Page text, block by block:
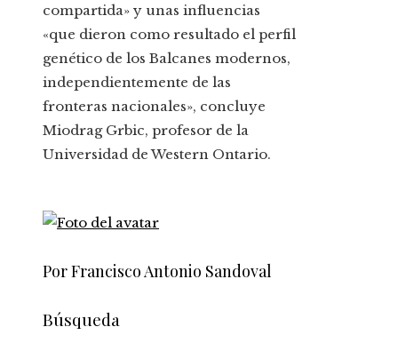
compartida» y unas influencias
«que dieron como resultado el perfil
genético de los Balcanes modernos,
independientemente de las
fronteras nacionales», concluye
Miodrag Grbic, profesor de la
Universidad de Western Ontario.
Por Francisco Antonio Sandoval
Búsqueda